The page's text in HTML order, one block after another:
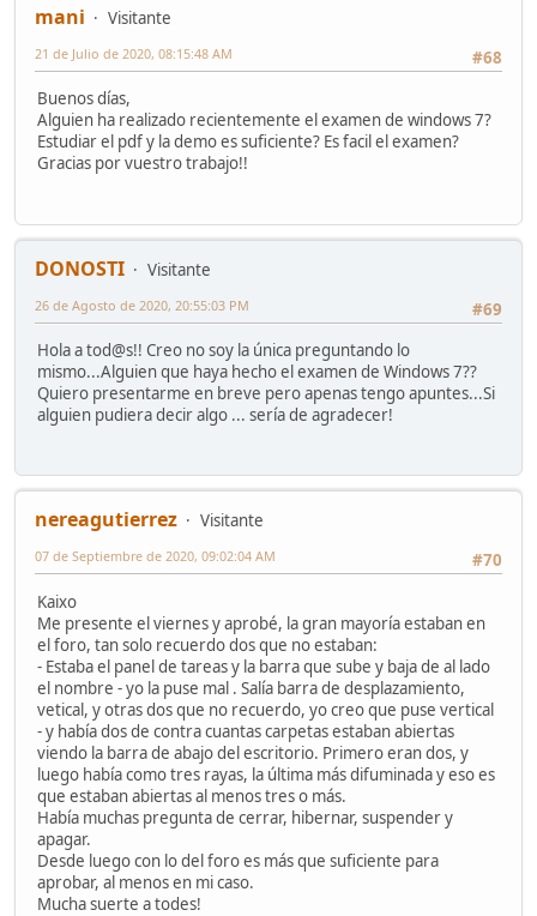
mani
Visitante
#68
21 de Julio de 2020, 08:15:48 AM
Buenos días,
Alguien ha realizado recientemente el examen de windows 7?
Estudiar el pdf y la demo es suficiente? Es facil el examen?
Gracias por vuestro trabajo!!
DONOSTI
Visitante
#69
26 de Agosto de 2020, 20:55:03 PM
Hola a tod@s!! Creo no soy la única preguntando lo
mismo...Alguien que haya hecho el examen de Windows 7??
Quiero presentarme en breve pero apenas tengo apuntes...Si
alguien pudiera decir algo ... sería de agradecer!
nereagutierrez
Visitante
#70
07 de Septiembre de 2020, 09:02:04 AM
Kaixo
Me presente el viernes y aprobé, la gran mayoría estaban en
el foro, tan solo recuerdo dos que no estaban:
- Estaba el panel de tareas y la barra que sube y baja de al lado
el nombre - yo la puse mal . Salía barra de desplazamiento,
vetical, y otras dos que no recuerdo, yo creo que puse vertical
- y había dos de contra cuantas carpetas estaban abiertas
viendo la barra de abajo del escritorio. Primero eran dos, y
luego había como tres rayas, la última más difuminada y eso es
que estaban abiertas al menos tres o más.
Había muchas pregunta de cerrar, hibernar, suspender y
apagar.
Desde luego con lo del foro es más que suficiente para
aprobar, al menos en mi caso.
Mucha suerte a todes!